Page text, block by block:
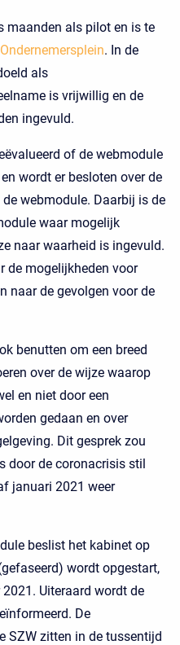
maanden als pilot en is te
. In de
als
is vrijwillig en de
ingevuld.
of de webmodule
wordt er besloten over de
webmodule. Daarbij is de
waar mogelijk
naar waarheid is ingevuld.
de mogelijkheden voor
naar de gevolgen voor de
benutten om een breed
over de wijze waarop
en niet door een
gedaan en over
Dit gesprek zou
door de coronacrisis stil
januari 2021 weer
beslist het kabinet op
wordt opgestart,
Uiteraard wordt de
De
SZW zitten in de tussentijd